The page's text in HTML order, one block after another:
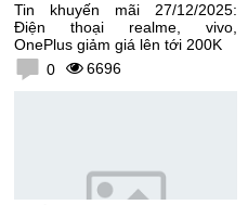
Tin khuyến mãi 27/12/2025:
Điện thoại realme, vivo,
OnePlus giảm giá lên tới 200K
0
6696